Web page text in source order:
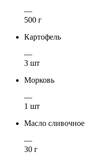
—
500 г
Картофель
—
3 шт
Морковь
—
1 шт
Масло сливочное
—
30 г